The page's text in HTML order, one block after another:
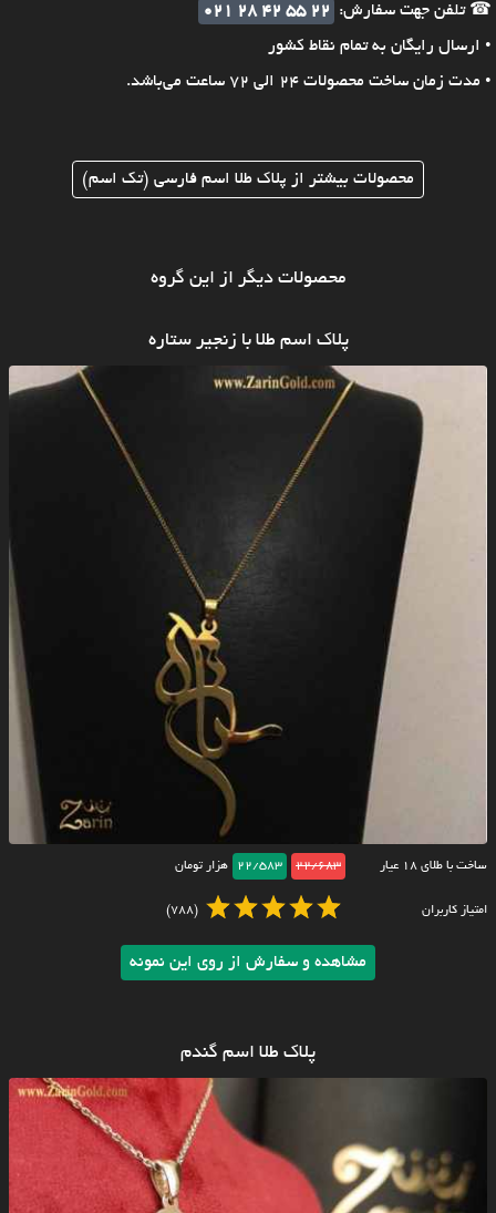
☎ تلفن جهت سفارش:
021 28 42 55 22
• ارسال رایگان به تمام نقاط کشور
• مدت زمان ساخت محصولات 24 الی 72 ساعت می‌باشد.
محصولات بیشتر از پلاک طلا اسم فارسی (تک اسم)
محصولات دیگر از این گروه
پلاک اسم طلا با زنجیر ستاره
ساخت با طلای ۱۸ عیار 22/683
22/583 هزار تومان
امتیاز کاربران (788)
مشاهده و سفارش از روی این نمونه
پلاک طلا اسم گندم